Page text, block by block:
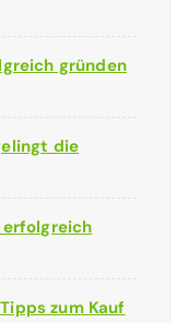
gründen
die
zum Kauf